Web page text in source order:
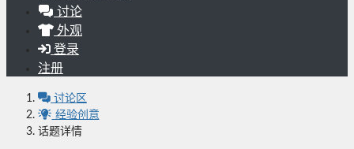
讨论
外观
登录
注册
讨论区
经验创意
话题详情